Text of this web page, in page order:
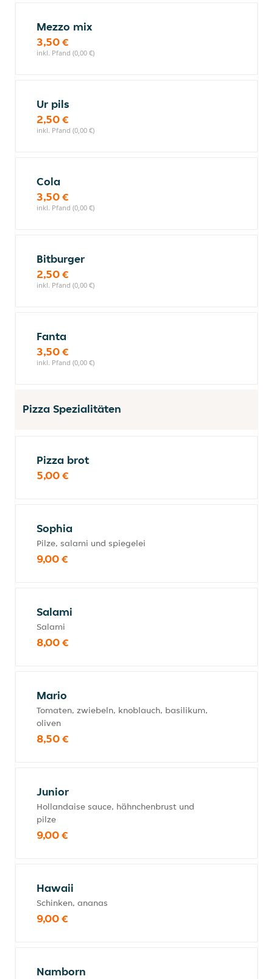
Mezzo mix
3,50 €
inkl. Pfand (0,00 €)
Ur pils
2,50 €
inkl. Pfand (0,00 €)
Cola
3,50 €
inkl. Pfand (0,00 €)
Bitburger
2,50 €
inkl. Pfand (0,00 €)
Fanta
3,50 €
inkl. Pfand (0,00 €)
Pizza Spezialitäten
Pizza brot
5,00 €
Sophia
Pilze, salami und spiegelei
9,00 €
Salami
Salami
8,00 €
Mario
Tomaten, zwiebeln, knoblauch, basilikum,
oliven
8,50 €
Junior
Hollandaise sauce, hähnchenbrust und
pilze
9,00 €
Hawaii
Schinken, ananas
9,00 €
Namborn